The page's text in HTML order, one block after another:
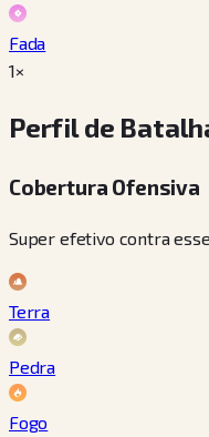
Fada
1×
Perfil de
Cobertura Ofensiva
Super efetivo contra
Terra
Pedra
Fogo